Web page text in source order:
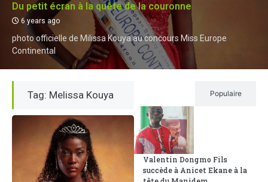
Du petit écran à la quête de la couronne
6 years ago
photo officielle de Milissa Kouya au concours Miss Europe
Continental
Tag: Melissa Kouya Populaire
Valentin Dongmo Fils
succède à Anicet Ekane à la